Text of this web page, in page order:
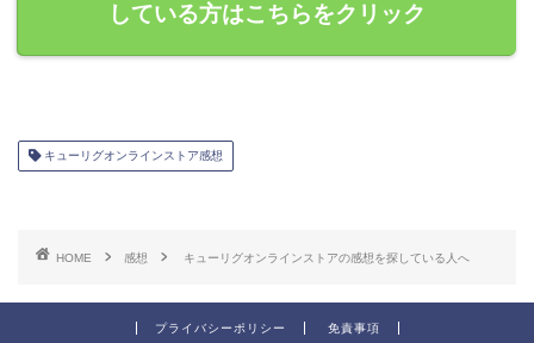
している方はこちらをクリック
キューリグオンラインストア感想
HOME 感想 キューリグオンラインストアの感想を探している人へ
プライバシーポリシー 免責事項